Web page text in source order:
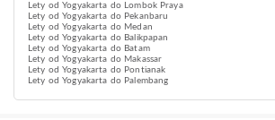
Lety od Yogyakarta do Lombok Praya
Lety od Yogyakarta do Pekanbaru
Lety od Yogyakarta do Medan
Lety od Yogyakarta do Balikpapan
Lety od Yogyakarta do Batam
Lety od Yogyakarta do Makassar
Lety od Yogyakarta do Pontianak
Lety od Yogyakarta do Palembang